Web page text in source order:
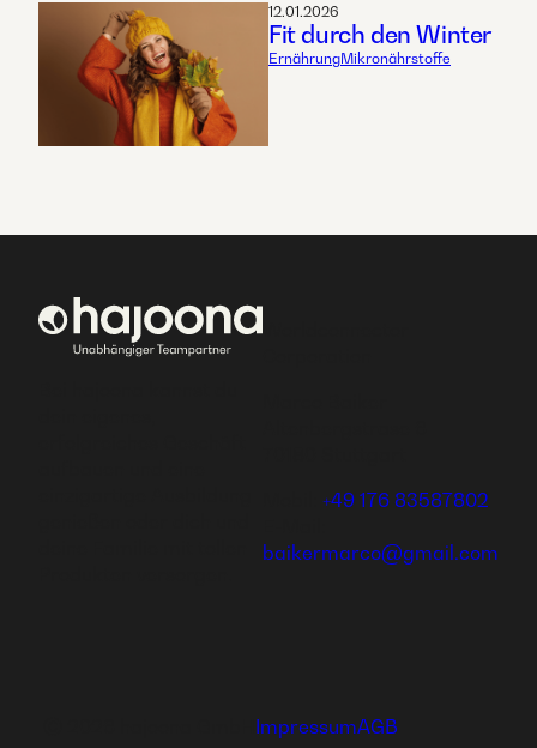
12.01.2026
Fit durch den Winter
ErnährungMikronährstoffe
+49 176 83587802
baikermarco@gmail.com
ImpressumAGB